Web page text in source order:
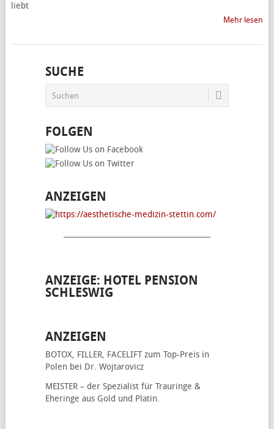
liebt
Mehr lesen
SUCHE
FOLGEN
ANZEIGEN
ANZEIGE: HOTEL PENSION
SCHLESWIG
ANZEIGEN
BOTOX, FILLER, FACELIFTzum Top-Preis in
Polen bei Dr. Wojtarovicz
MEISTER – der Spezialist für Trauringe &
Eheringe aus Gold und Platin.